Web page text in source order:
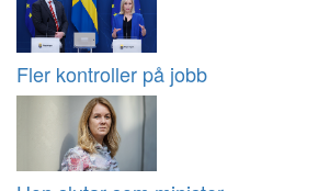
Fler kontroller på jobb